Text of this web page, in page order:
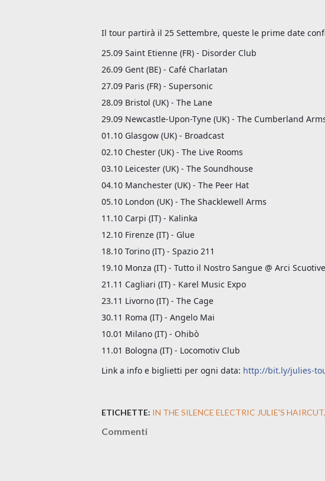
Il tour partirà il 25 Settembre, queste le prime date
25.09 Saint Etienne (FR) - Disorder Club
26.09 Gent (BE) - Café Charlatan
27.09 Paris (FR) - Supersonic
28.09 Bristol (UK) - The Lane
29.09 Newcastle-Upon-Tyne (UK) - The Cumberland
01.10 Glasgow (UK) - Broadcast
02.10 Chester (UK) - The Live Rooms
03.10 Leicester (UK) - The Soundhouse
04.10 Manchester (UK) - The Peer Hat
05.10 London (UK) - The Shacklewell Arms
11.10 Carpi (IT) - Kalinka
12.10 Firenze (IT) - Glue
18.10 Torino (IT) - Spazio 211
19.10 Monza (IT) - Tutto il Nostro Sangue @ Arci
21.11 Cagliari (IT) - Karel Music Expo
23.11 Livorno (IT) - The Cage
30.11 Roma (IT) - Angelo Mai
10.01 Milano (IT) - Ohibò
11.01 Bologna (IT) - Locomotiv Club
Link a info e biglietti per ogni data: http://bit.ly/julies-
ETICHETTE: IN THE SILENCE ELECTRIC JULIE'S HAIRCUT
Commenti